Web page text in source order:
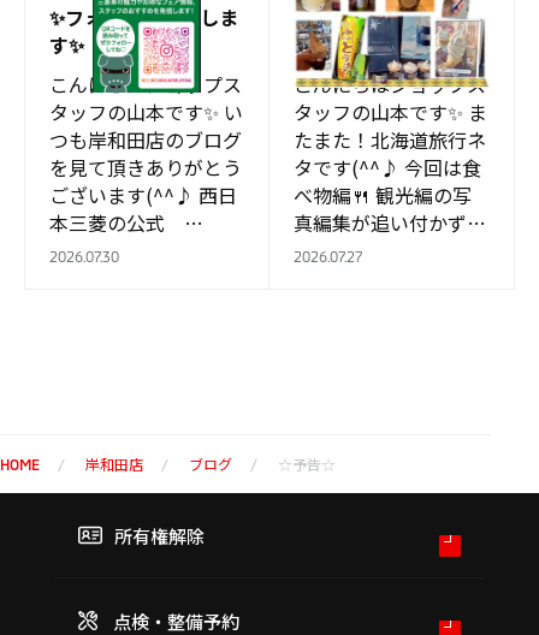
✨フォローお願いしま
す✨
こんにちはショップス
タッフの山本です✨ い
つも岸和田店のブログ
を見て頂きありがとう
ございます(^^♪ 西日
本三菱の公式
Instagram 運用が始
2026.07.30
北海道旅行 食べ物編
🍴
こんにちはショップス
タッフの山本です✨ ま
たまた！北海道旅行ネ
タです(^^♪ 今回は食
べ物編🍴 観光編の写
真編集が追い付かずで
💦 岸和田店メンバー
2026.07.27
HOME 岸和田店 ブログ ☆予告☆
所有権解除
点検・整備予約